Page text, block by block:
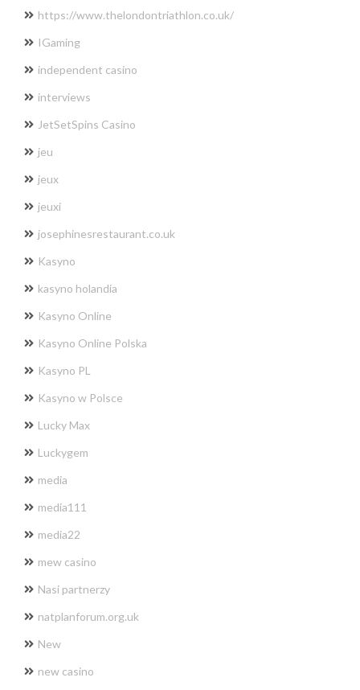
https://www.thelondontriathlon.co.uk/
IGaming
independent casino
interviews
JetSetSpins Casino
jeu
jeux
jeuxi
josephinesrestaurant.co.uk
Kasyno
kasyno holandia
Kasyno Online
Kasyno Online Polska
Kasyno PL
Kasyno w Polsce
Lucky Max
Luckygem
media
media111
media22
mew casino
Nasi partnerzy
natplanforum.org.uk
New
new casino